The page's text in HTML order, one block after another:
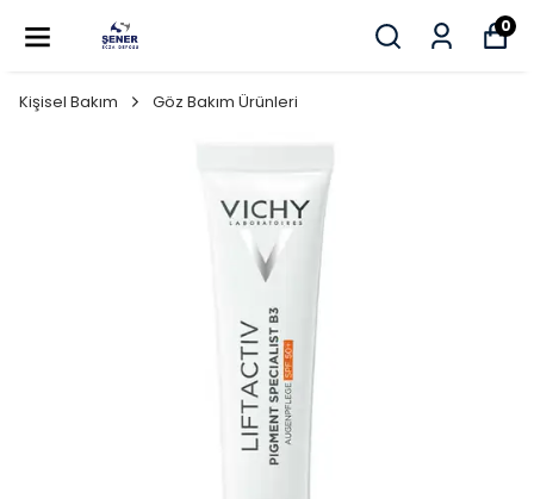
0
Kişisel Bakım Göz Bakım Ürünleri